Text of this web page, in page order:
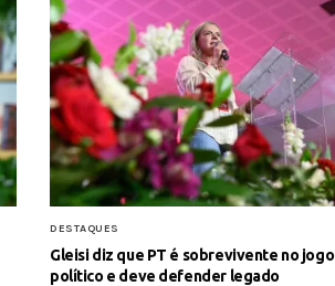
DESTAQUES
Gleisi diz que PT é sobrevivente no jogo
político e deve defender legado